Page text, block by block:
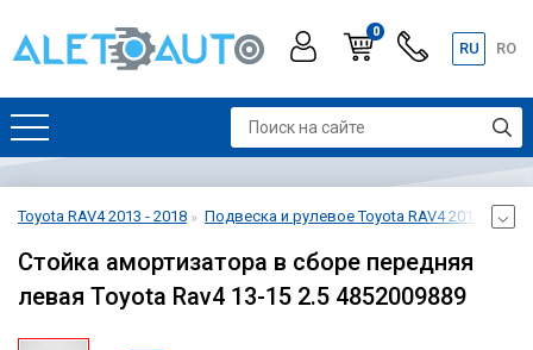
0
RU RO
Toyota RAV4 2013 - 2018 Подвеска и рулевое Toyota RAV4 2013 - 2018
Стойка амортизатора в сборе передняя
левая Toyota Rav4 13-15 2.5 4852009889